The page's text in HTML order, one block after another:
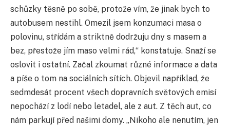
schůzky těsně po sobě, protože vím, že jinak bych to
autobusem nestihl. Omezil jsem konzumaci masa o
polovinu, střídám a striktně dodržuju dny s masem a
bez, přestože jím maso velmi rád,“ konstatuje. Snaží se
oslovit i ostatní. Začal zkoumat různé informace a data
a píše o tom na sociálních sítích. Objevil například, že
sedmdesát procent všech dopravních světových emisí
nepochází z lodí nebo letadel, ale z aut. Z těch aut, co
nám parkují před našimi domy. „Nikoho ale nenutím, jen